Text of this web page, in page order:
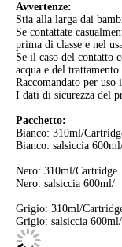
Avvertenze:
Stia alla larga dai
Se contattate
prima di classe e nel
Se il caso del contatto
acqua e del trattamento
Raccomandato per
I dati di sicurezza del
Pacchetto:
Bianco: 310ml/
Bianco: salsiccia
Nero: 310ml/Cartridge
Nero: salsiccia 600ml/
Grigio: 310ml/
Grigio: salsiccia 600ml/